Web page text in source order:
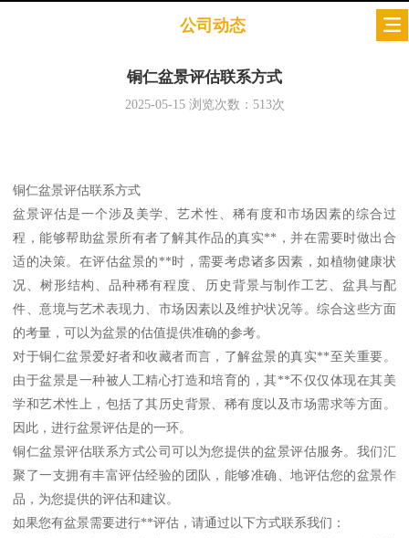
公司动态
铜仁盆景评估联系方式
2025-05-15浏览次数： 513次
铜仁盆景评估联系方式
盆景评估是一个涉及美学、艺术性、稀有度和市场因素的综合过
程，能够帮助盆景所有者了解其作品的真实**，并在需要时做出合
适的决策。在评估盆景的**时，需要考虑诸多因素，如植物健康状
况、树形结构、品种稀有程度、历史背景与制作工艺、盆具与配
件、意境与艺术表现力、市场因素以及维护状况等。综合这些方面
的考量，可以为盆景的估值提供准确的参考。
对于铜仁盆景爱好者和收藏者而言，了解盆景的真实**至关重要。
由于盆景是一种被人工精心打造和培育的，其**不仅仅体现在其美
学和艺术性上，包括了其历史背景、稀有度以及市场需求等方面。
因此，进行盆景评估是的一环。
铜仁盆景评估联系方式公司可以为您提供的盆景评估服务。我们汇
聚了一支拥有丰富评估经验的团队，能够准确、地评估您的盆景作
品，为您提供的评估和建议。
如果您有盆景需要进行**评估，请通过以下方式联系我们：